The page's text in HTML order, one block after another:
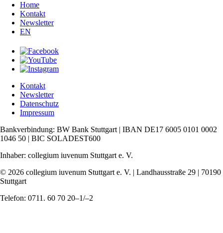
Home
Kontakt
Newsletter
EN
Kontakt
Newsletter
Datenschutz
Impressum
Bankverbindung: BW Bank Stuttgart | IBAN DE17 6005 0101 0002
1046 50 | BIC SOLADEST600
Inhaber: collegium iuvenum Stuttgart e. V.
© 2026 collegium iuvenum Stuttgart e. V. | Landhausstraße 29 | 70190
Stuttgart
Telefon: 0711. 60 70 20–1/–2